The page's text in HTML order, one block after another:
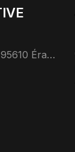
47 Avenue Roger Guichard 95610 Éragny-sur-Oise